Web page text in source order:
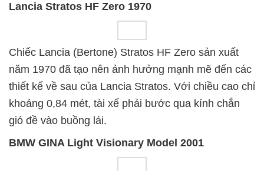
Lancia Stratos HF Zero 1970
Chiếc Lancia (Bertone) Stratos HF Zero sản xuất
năm 1970 đã tạo nên ảnh hưởng mạnh mẽ đến các
thiết kế về sau của Lancia Stratos. Với chiều cao chỉ
khoảng 0,84 mét, tài xế phải bước qua kính chắn
gió đề vào buồng lái.
BMW GINA Light Visionary Model 2001